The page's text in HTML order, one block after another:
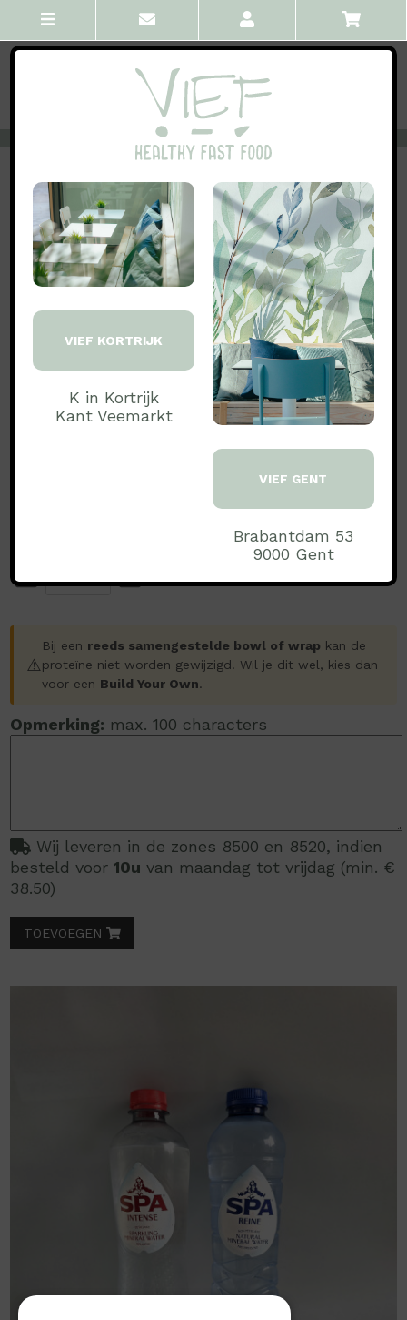
VIEF KORTRIJK
K in Kortrijk
Kant Veemarkt
VIEF GENT
Brabantdam 53
9000 Gent
VORIGE ALLE VOLGENDE
Drinks juices smoothies
Spa water
Bruisend
€ 3.00
Bruisend met citroen
€ 3.00
€ 3.00
STAP2: VOEG TOE AAN UW BESTELLING
⚠️
Bij een reeds samengestelde bowl of wrap kan de
proteïne niet worden gewijzigd. Wil je dit wel, kies dan
voor een Build Your Own.
Opmerking: max. 100 characters
Wij leveren in de zones 8500 en 8520, indien
besteld voor10u van maandag tot vrijdag (min. €
38.50)
TOEVOEGEN